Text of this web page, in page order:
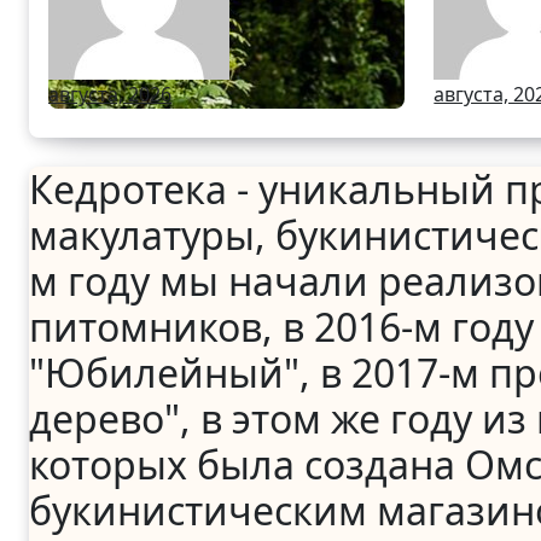
августа, 2026 августа,
Кедротека - уникальный
макулатуры,
м году мы начали
питомников, в 2016-м
"Юбилейный", в 2017-м
дерево", в этом же году
которых была создана
букинистическим